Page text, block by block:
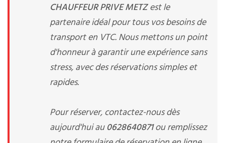
CHAUFFEUR PRIVE METZest le
partenaire idéal pour tous vos besoins de
transport en VTC. Nous mettons un point
d'honneur à garantir une expérience sans
stress, avec des réservations simples et
rapides.
Pour réserver, contactez-nous dès
aujourd'hui au0628640871ou remplissez